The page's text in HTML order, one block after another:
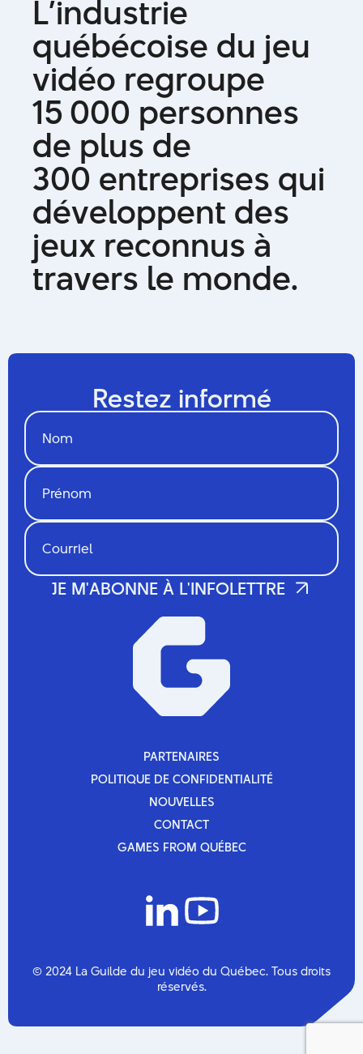
L’industrie
québécoise du jeu
vidéo regroupe
15000 personnes
de plusde
300 entreprises qui
développent des
jeux reconnus à
travers le monde.
Restez informé
PARTENAIRES
PARTENAIRES
POLITIQUE DE CONFIDENTIALITÉ
POLITIQUE DE CONFIDENTIALITÉ
NOUVELLES
NOUVELLES
CONTACT
CONTACT
GAMES FROM QUÉBEC
© 2024 La Guilde du jeu vidéo du Québec. Tous droits
réservés.